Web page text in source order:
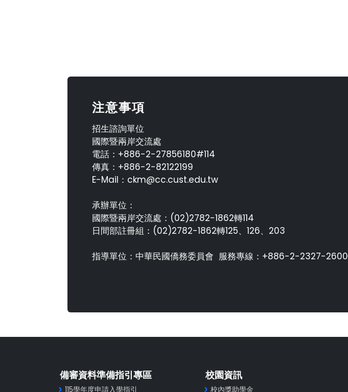
注意事項
招生諮詢單位
國際暨兩岸交流處
電話：+886-2-27856180#114
傳真：+886-2-82122199
E-Mail：ckm@cc.cust.edu.tw
承辦單位：
國際暨兩岸交流處：(02)2782-1862轉114
日間部註冊組：(02)2782-1862轉125、126、203
指導單位：中華民國僑務委員會 服務專線：+886-2-2327-2600
備審資料準備指引專區
115學年度申請入學指引
校園資訊
校內獎助學金